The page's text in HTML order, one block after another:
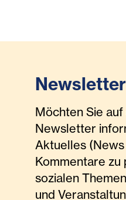
Newsletter
Möchten Sie
Newsletter
Aktuelles
Kommentare zu
sozialen
und